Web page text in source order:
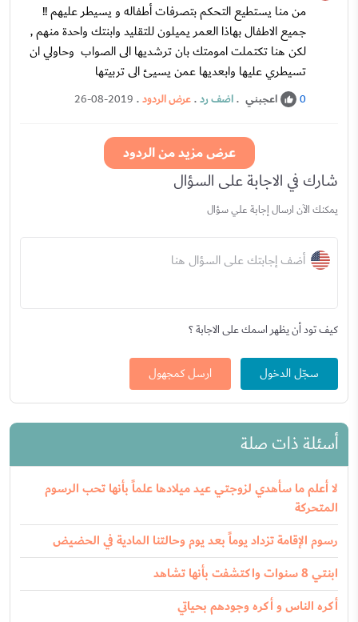
من منا يستطيع التحكم بتصرفات أطفاله و يسيطر عليهم !!
جميع الاطفال بهاذا العمر يميلون للتقليد وابنتك واحدة منهم ,
لكن هنا تكتملت امومتك بان ترشديها الى الصواب وحاولي ان
تسيطري عليها وابعديها عمن يسيئ الى تربيتها
0 اعجبني .اضف رد.عرض الردود.
26-08-2019
عرض مزيد من الردود
شارك في الاجابة على السؤال
يمكنك الآن ارسال إجابة علي سؤال
أضف إجابتك على السؤال هنا
كيف تود أن يظهر اسمك على الاجابة ؟
سجّل الدخول ارسل كمجهول
أسئلة ذات صلة
لا أعلم ما سأهدي لزوجتي عيد ميلادها علماً بأنها تحب الرسوم
المتحركة
رسوم الإقامة تزداد يوماً بعد يوم وحالتنا المادية في الحضيض
ابنتي 8 سنوات واكتشفت بأنها تشاهد
أكره الناس و أكره وجودهم بحياتي